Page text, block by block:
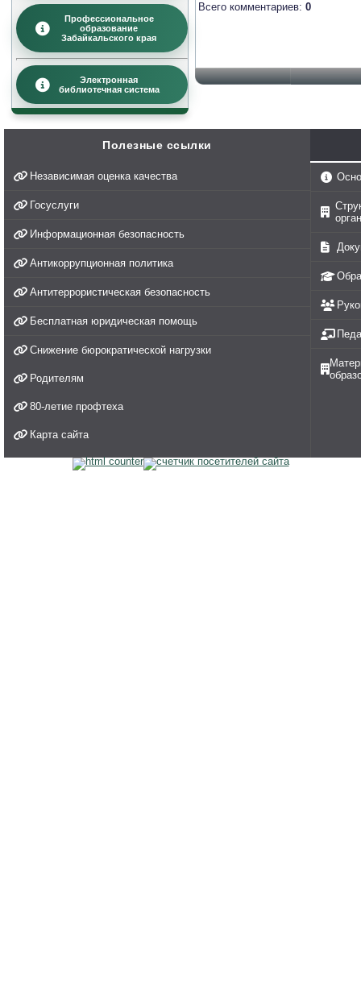
Профессиональное
образование
Забайкальского края
Электронная
библиотечная система
Всего комментариев: 0
Полезные ссылки
Независимая оценка качества
Госуслуги
Информационная безопасность
Антикоррупционная политика
Антитеррористическая безопасность
Бесплатная юридическая помощь
Снижение бюрократической нагрузки
Родителям
80-летие профтеха
Карта сайта